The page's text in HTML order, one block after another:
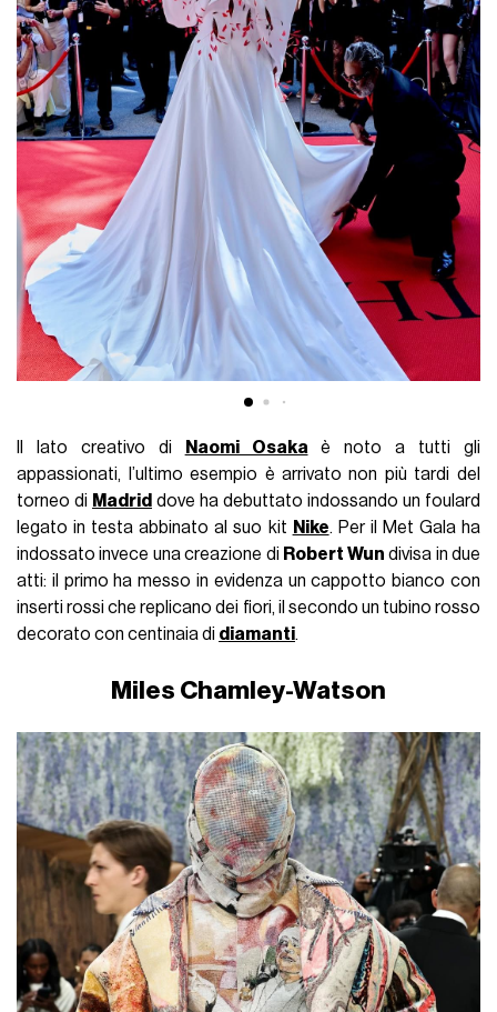
Il lato creativo di Naomi Osaka è noto a tutti gli
appassionati, l’ultimo esempio è arrivato non più tardi del
torneo di Madrid dove ha debuttato indossando un foulard
legato in testa abbinato al suo kit Nike. Per il Met Gala ha
indossato invece una creazione di Robert Wun divisa in due
atti: il primo ha messo in evidenza un cappotto bianco con
inserti rossi che replicano dei fiori, il secondo un tubino rosso
decorato con centinaia di diamanti.
Miles Chamley-Watson